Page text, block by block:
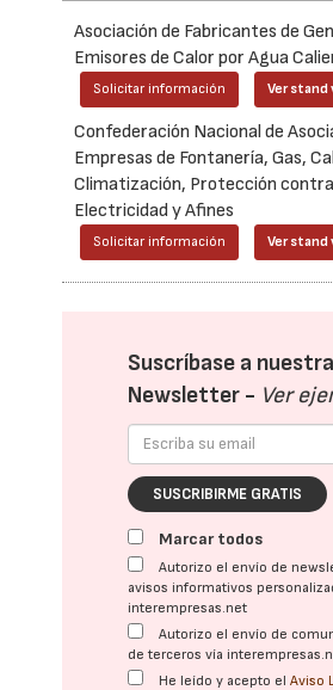
Asociación de Fabricantes de
Emisores de Calor por Agua
Solicitar información Ver
Confederación Nacional de
Empresas de Fontanería, Gas,
Climatización, Protección
Electricidad y Afines
Solicitar información Ver
Suscríbase a nuestra
Newsletter - Ver
SUSCRIBIRME GRATIS
Marcar todos
Autorizo el envío de
avisos informativos
interempresas.net
Autorizo el envío de
de terceros vía
He leído y acepto elAviso